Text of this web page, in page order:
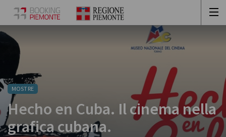
MOSTRE
Hecho en Cuba. Il cinema nella
grafica cubana.